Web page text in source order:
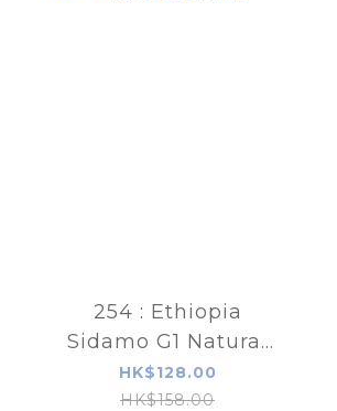
254 : Ethiopia
Sidamo G1 Natural
衣索比亞聖達摩日曬
HK$128.00
HK$158.00